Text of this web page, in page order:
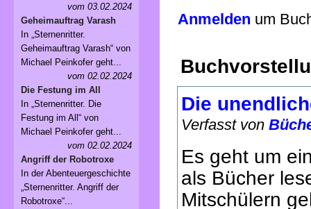
Anmelden um
Die
Verfasst von
Es geht um
als Bücher
Mitschülern
vom 03.02.2024
Geheimauftrag Varash
In „Sternenritter.
Geheimauftrag Varash“ von
Michael Peinkofer geht...
vom 02.02.2024
Die Festung im All
In „Sternenritter. Die
Festung im All“ von
Michael Peinkofer geht...
vom 02.02.2024
Angriff der Robotroxe
In der Abenteuergeschichte
„Sternenritter. Angriff der
Robotroxe“...